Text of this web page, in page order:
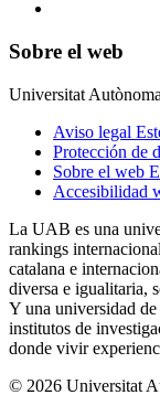
Sobre el web
Universitat
Aviso legal
Protección de
Sobre el web
Accesibilidad
La UAB es una
rankings
catalana e
diversa e igualitaria,
Y una universidad de
institutos de
donde vivir
© 2026 Universitat